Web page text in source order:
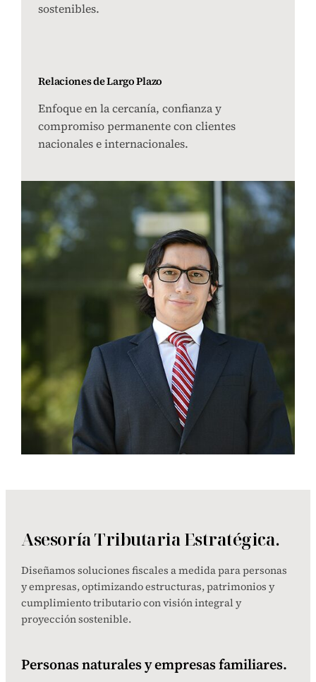
sostenibles.
Relaciones de Largo Plazo
Enfoque en la cercanía, confianza y
compromiso permanente con clientes
nacionales e internacionales.
Asesoría Tributaria Estratégica.
Diseñamos soluciones fiscales a medida para personas
y empresas, optimizando estructuras, patrimonios y
cumplimiento tributario con visión integral y
proyección sostenible.
Personas naturales y empresas familiares.